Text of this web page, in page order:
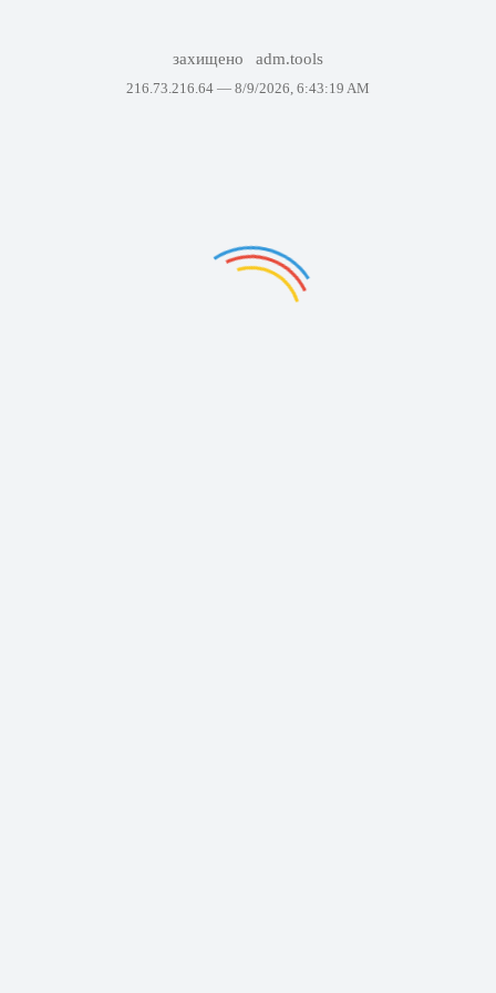
захищено adm.tools
216.73.216.64 — 8/9/2026, 6:43:19 AM